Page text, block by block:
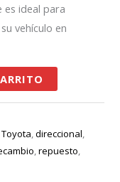
es ideal para
vehículo en
,direccional
,repuesto